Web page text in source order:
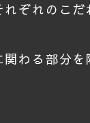
ぞれのこ
わる部分